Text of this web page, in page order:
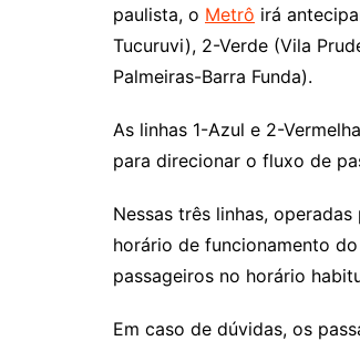
paulista, o Metrô irá
Tucuruvi), 2-Verde (Vila
Palmeiras-Barra Funda).
As linhas 1-Azul e 2-
para direcionar o fluxo de
Nessas três linhas,
horário de funcionamento
passageiros no horário
Em caso de dúvidas, os